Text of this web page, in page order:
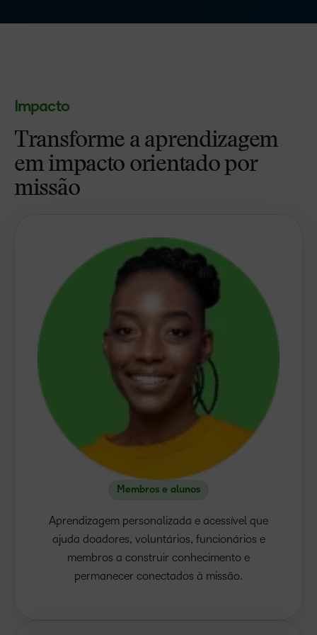
Impacto
Transforme a aprendizagem
em impacto orientado por
missão
Membros e alunos
Aprendizagem personalizada e acessível que
ajuda doadores, voluntários, funcionários e
membros a construir conhecimento e
permanecer conectados à missão.